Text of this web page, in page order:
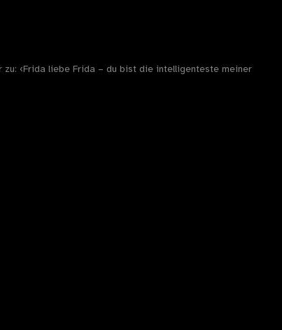
zu: ‹Frida liebe Frida – du bist die intelligenteste meiner